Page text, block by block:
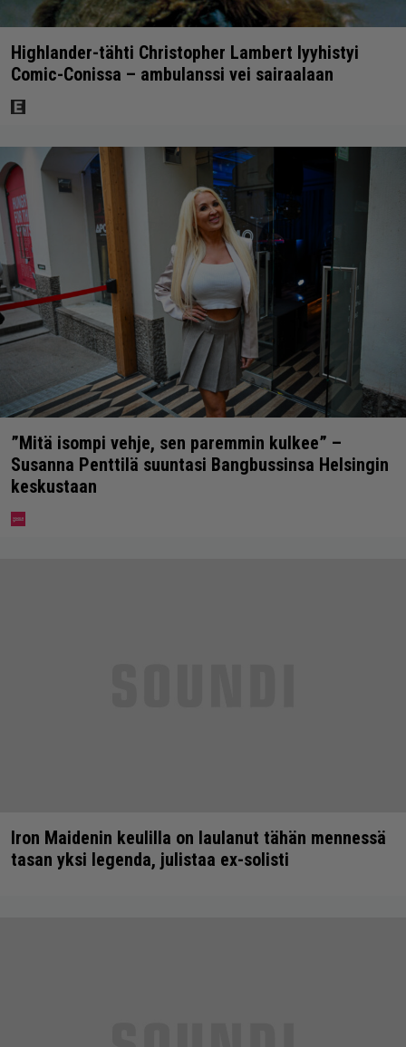
Highlander-tähti Christopher Lambert lyyhistyi
Comic-Conissa – ambulanssi vei sairaalaan
”Mitä isompi vehje, sen paremmin kulkee” –
Susanna Penttilä suuntasi Bangbussinsa Helsingin
keskustaan
Iron Maidenin keulilla on laulanut tähän mennessä
tasan yksi legenda, julistaa ex-solisti